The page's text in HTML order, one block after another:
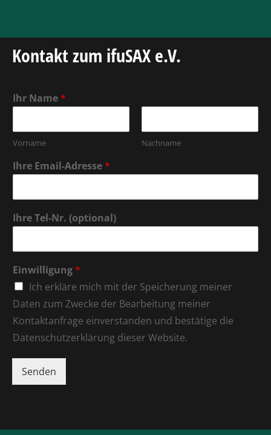
Kontakt zum ifuSAX e.V.
Ihr Name*
Vorname Nachname
Ihre Email-Adresse*
Ihre Tel-Nr. (optional)
Einwilligung*
Ich erkläre mich mit der Speicherung meiner
Daten zum Zwecke der Bearbeitung meiner
Kontaktanfrage einverstanden und bestätige die
Datenschutzerklärung dieser Website.
Senden